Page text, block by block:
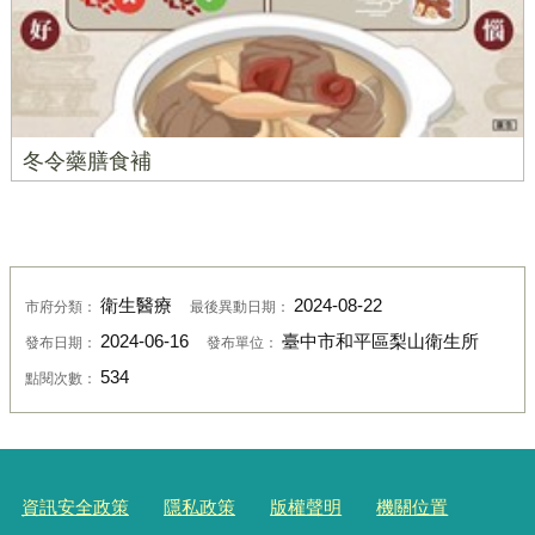
冬令藥膳食補
市府分類： 衛生醫療 最後異動日期： 2024-08-22
發布日期： 2024-06-16 發布單位： 臺中市和平區梨山衛生所
點閱次數： 534
資訊安全政策 隱私政策 版權聲明 機關位置